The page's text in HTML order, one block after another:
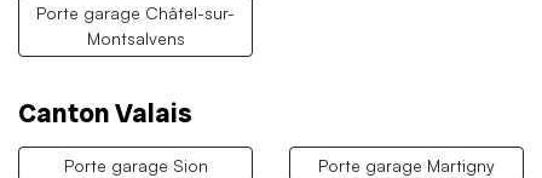
Porte garage Châtel-sur-
Montsalvens
Canton Valais
Porte garage Sion Porte garage Martigny